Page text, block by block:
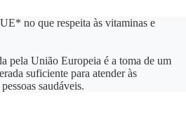
no que respeita às vitaminas e
pela União Europeia é a toma de um
suficiente para atender às
saudáveis.